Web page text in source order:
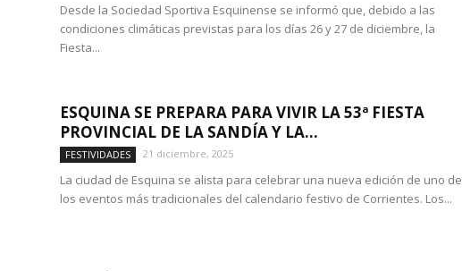
Desde la Sociedad Sportiva Esquinense se informó que, debido a las
condiciones climáticas previstas para los días 26 y 27 de diciembre, la
Fiesta...
ESQUINA SE PREPARA PARA VIVIR LA 53ª FIESTA
PROVINCIAL DE LA SANDÍA Y LA...
FESTIVIDADES 21 diciembre, 2025
La ciudad de Esquina se alista para celebrar una nueva edición de uno de
los eventos más tradicionales del calendario festivo de Corrientes. Los...